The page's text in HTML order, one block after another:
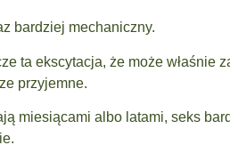
bardziej mechaniczny.
ta ekscytacja, że może
przyjemne.
miesiącami albo latami, seks